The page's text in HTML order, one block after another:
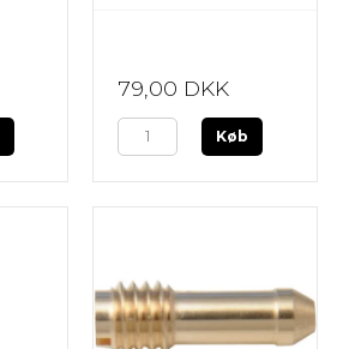
79,00 DKK
Køb